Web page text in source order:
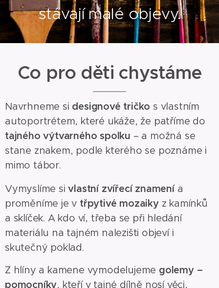
stávají malé objevy.
Co pro děti chystáme
Navrhneme si designové tričko s vlastním
autoportrétem, které ukáže, že patříme do
tajného výtvarného spolku – a možná se
stane znakem, podle kterého se poznáme i
mimo tábor.
Vymyslíme sivlastní zvířecí znamenía
proměníme je v třpytivé mozaikyz kamínků
a sklíček. A kdo ví, třeba se při hledání
materiálu na tajném nalezišti objeví i
skutečný poklad.
Z hlíny a kamene vymodelujeme golemy –
pomocníky, kteří v tajné dílně nosí věci,